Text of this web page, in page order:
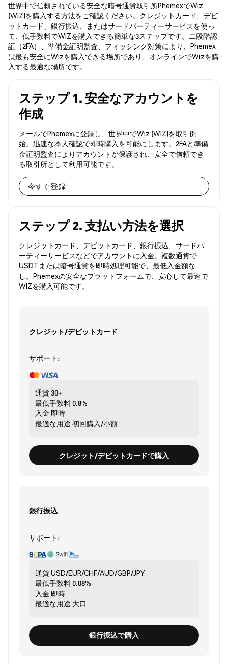
世界中で信頼されている安全な暗号通貨取引所PhemexでWiz
(WIZ)を購入する方法をご確認ください。クレジットカード、デビ
ットカード、銀行振込、またはサードパーティーサービスを使っ
て、低手数料でWIZを購入できる簡単な3ステップです。二段階認
証（2FA）、準備金証明監査、フィッシング対策により、Phemex
は最も安全にWizを購入できる場所であり、オンラインでWizを購
入する最適な場所です。
ステップ 1. 安全なアカウントを
作成
メールでPhemexに登録し、世界中でWiz (WIZ)を取引開
始。迅速な本人確認で即時購入を可能にします。2FAと準備
金証明監査によりアカウントが保護され、安全で信頼でき
る取引所として利用可能です。
今すぐ登録
ステップ 2. 支払い方法を選択
クレジットカード、デビットカード、銀行振込、サードパ
ーティーサービスなどでアカウントに入金。複数通貨で
USDTまたは暗号通貨を即時処理可能で、最低入金額な
し。Phemexの安全なプラットフォームで、安心して最速で
WIZを購入可能です。
クレジット/デビットカード
サポート:
通貨30+
最低手数料0.8%
入金 即時
最適な用途 初回購入/小額
クレジット/デビットカードで購入
銀行振込
サポート:
通貨USD/EUR/CHF/AUD/GBP/JPY
最低手数料0.08%
入金 即時
最適な用途 大口
銀行振込で購入